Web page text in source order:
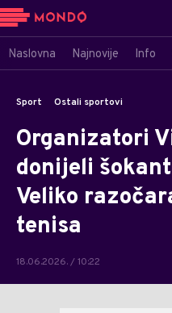
Naslovna Najnovije Info
Sport Ostali sportovi
Organizatori
donijeli
Veliko
tenisa
18.06.2026. / 10:22